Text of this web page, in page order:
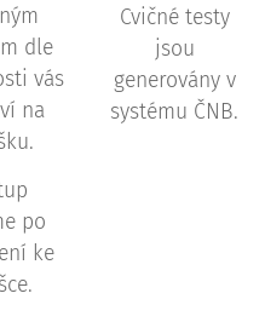
dle
vás
na
po
ke
Cvičné testy
jsou
generovány v
systému ČNB.